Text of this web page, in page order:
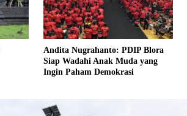
Andita Nugrahanto: PDIP Blora
Siap Wadahi Anak Muda yang
Ingin Paham Demokrasi